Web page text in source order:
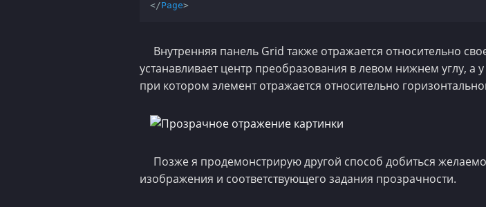
</Page>
Внутренняя панель Grid также отражается относительно
устанавливает центр преобразования в левом нижнем углу, а
при котором элемент отражается относительно
Позже я продемонстрирую другой способ добиться
изображения и соответствующего задания прозрачности.